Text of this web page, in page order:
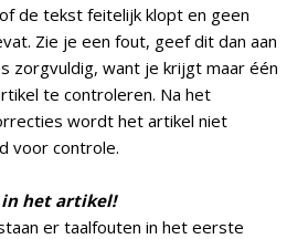
de tekst feitelijk klopt en geen
Zie je een fout, geef dit dan aan
zorgvuldig, want je krijgt maar één
te controleren. Na het
wordt het artikel niet
voor controle.
het artikel!
er taalfouten in het eerste